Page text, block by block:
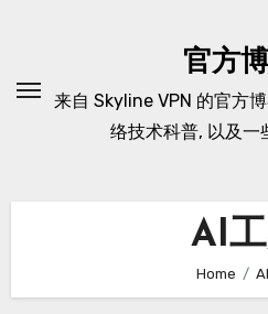
官方
来自 Skyline VPN 的官方
络技术科普, 以及一
AI
Home